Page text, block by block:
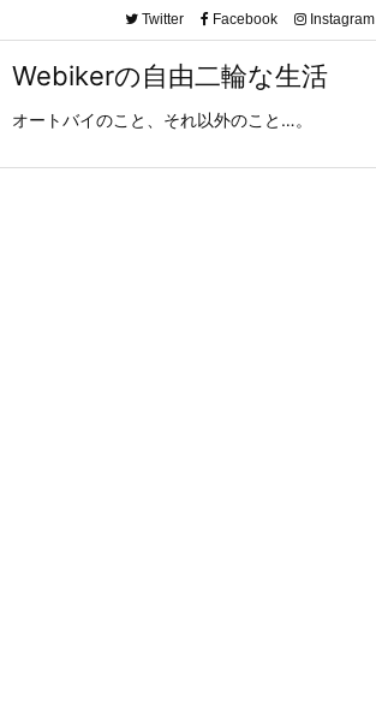
Webikerの自由二輪な生活
オートバイのこと、それ以外のこと…。
Twitter Facebook Instagram